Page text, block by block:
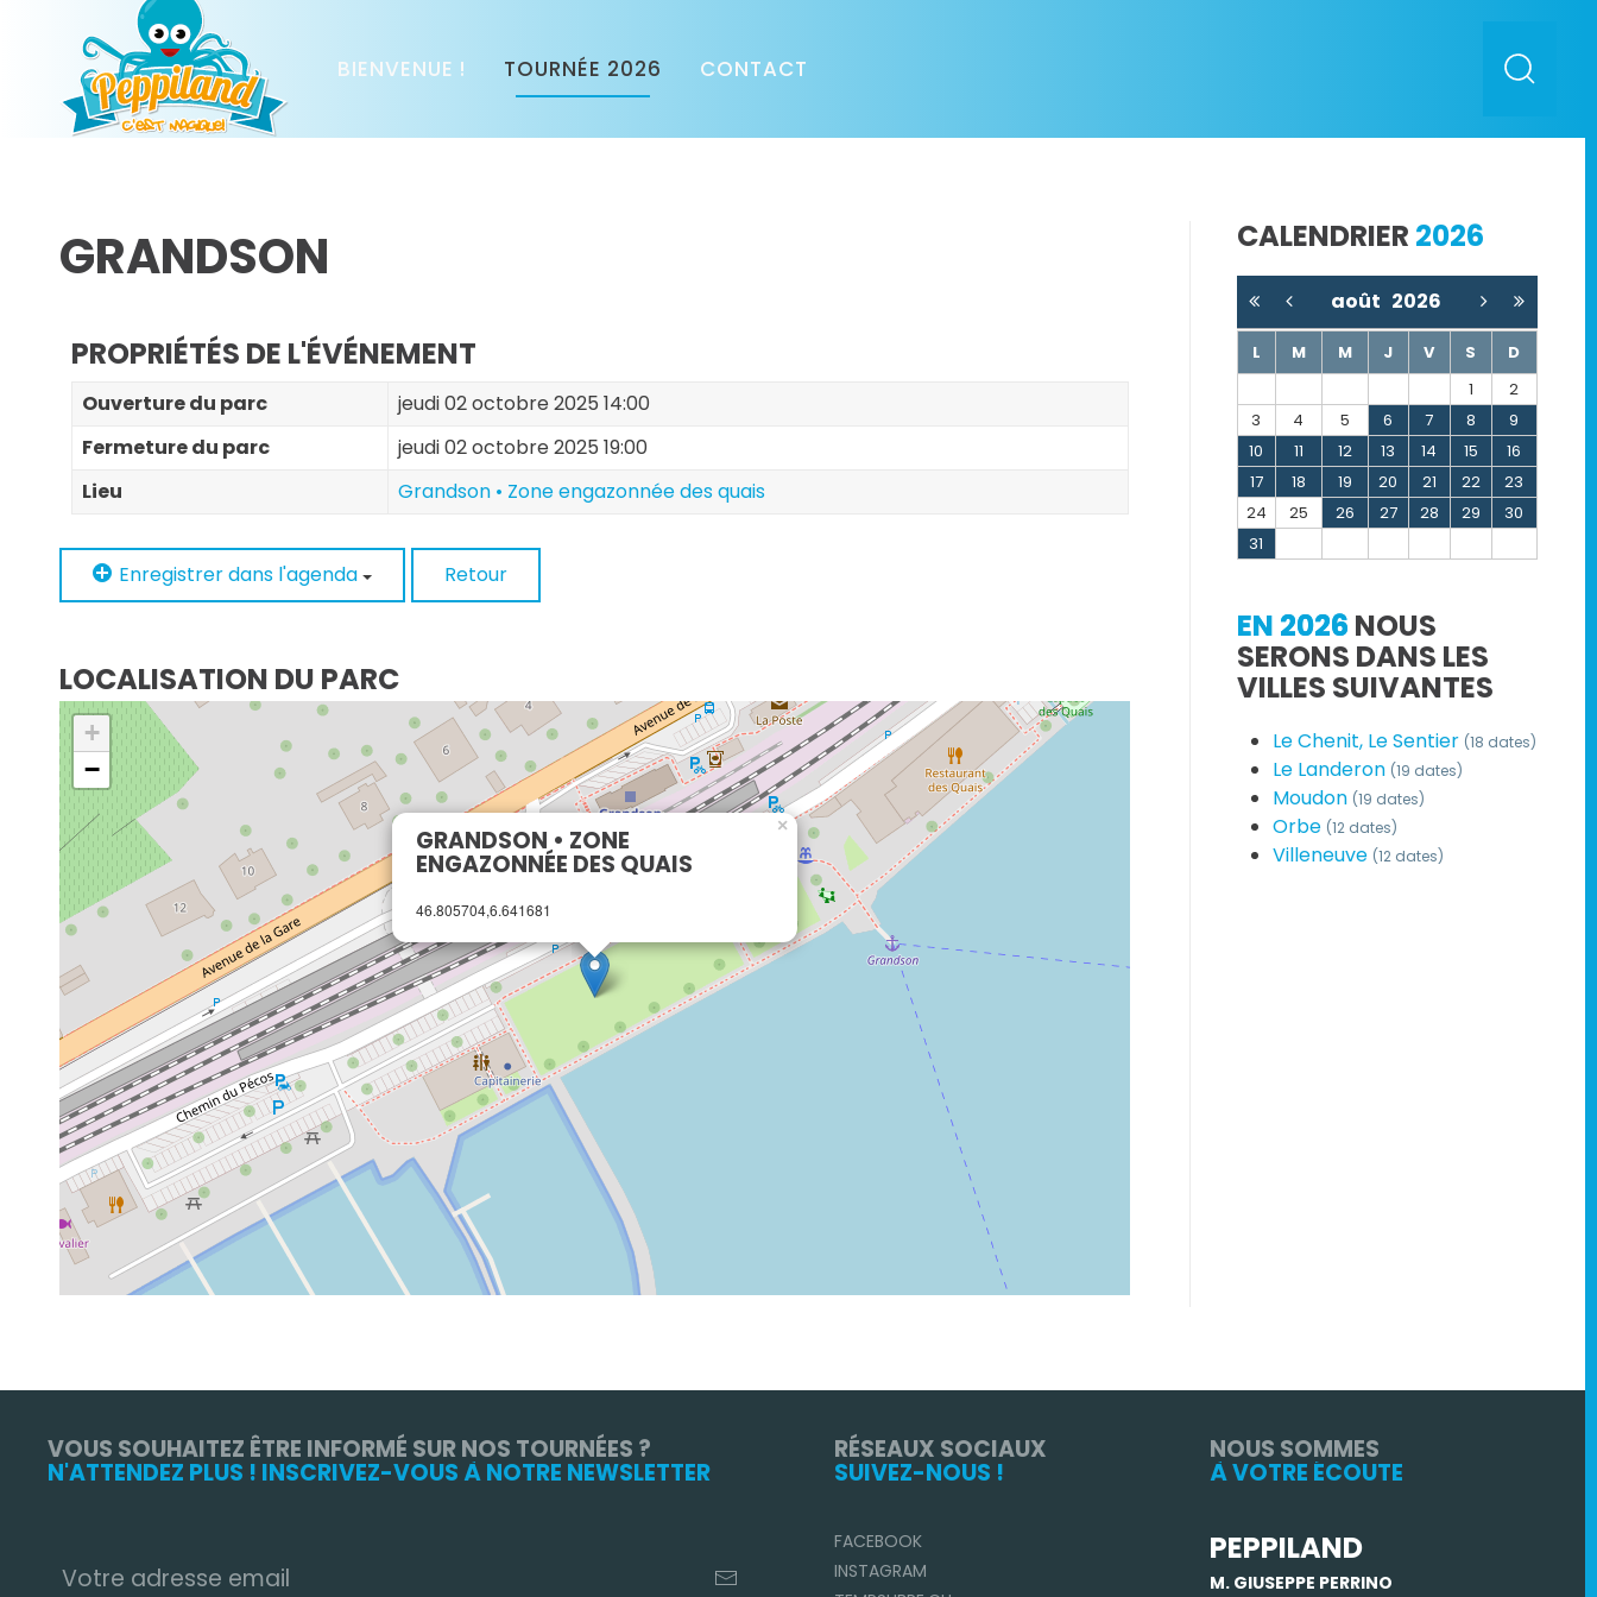
BIENVENUE ! TOURNÉE 2026 CONTACT
GRANDSON
PROPRIÉTÉS DE L'ÉVÉNEMENT
Ouverture du parc
jeudi 02 octobre 2025 14:00
Fermeture du parc
jeudi 02 octobre 2025 19:00
Lieu
Grandson • Zone engazonnée des quais
Enregistrer dans l'agenda Retour
LOCALISATION DU PARC
GRANDSON • ZONE
ENGAZONNÉE DES QUAIS
46.805704,6.641681
×
+
−
CALENDRIER 2026
août 2026
L M M J V S
D
1
2
3
4 5 6 7 8
9
10
11 12 13 14 15
16
17
18 19 20 21 22
23
24
25 26 27 28 29
30
31
EN 2026 NOUS
SERONS DANS LES
VILLES SUIVANTES
Le Chenit, Le Sentier (18 dates)
Le Landeron (19 dates)
Moudon (19 dates)
Orbe (12 dates)
Villeneuve (12 dates)
VOUS SOUHAITEZ ÊTRE INFORMÉ SUR NOS TOURNÉES ?
N'ATTENDEZ PLUS ! INSCRIVEZ-VOUS À NOTRE NEWSLETTER
RÉSEAUX SOCIAUX
SUIVEZ-NOUS !
FACEBOOK
INSTAGRAM
NOUS SOMMES
À VOTRE ÉCOUTE
PEPPILAND
M. GIUSEPPE PERRINO